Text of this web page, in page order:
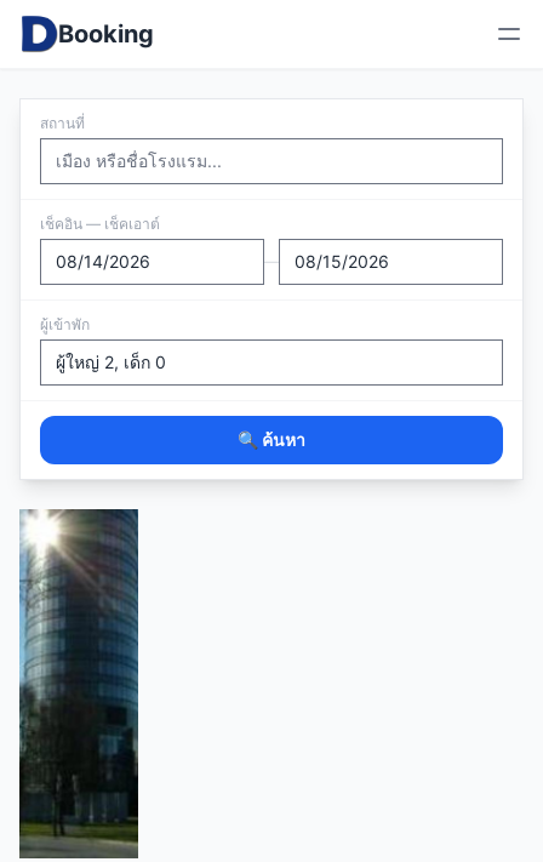
Booking
สถานที่
เช็คอิน — เช็คเอาต์
—
ผู้เข้าพัก
🔍 ค้นหา